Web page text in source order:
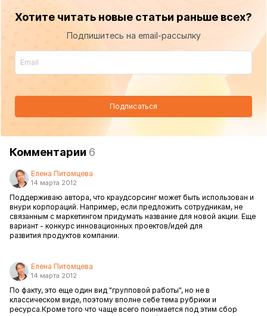
Хотите читать новые статьи раньше всех?
Подпишитесь на email-рассылку
Подписаться
Комментарии 6
Елена Питомцева
14 марта 2012
Поддерживаю автора, что краудсорсинг может быть использован и
внури корпораций. Например, если предложить сотрудникам, не
связанным с маркетингом придумать название для новой акции. Еще
вариант - конкурс инновационных проектов/идей для
развития продуктов компании.
Елена Питомцева
14 марта 2012
По факту, это еще один вид "групповой работы", но не в
классическом виде, поэтому вполне себе тема рубрики и
ресурса.Кроме того что чаще всего поинмается под этим сбор